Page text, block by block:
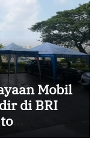
Mobil
di BRI